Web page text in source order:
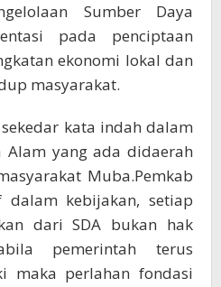
Sumber Daya
pada penciptaan
ekonomi lokal dan
masyarakat.
kata indah dalam
Alam yang ada didaerah
Muba.Pemkab
kebijakan, setiap
dari SDA bukan hak
pemerintah terus
maka perlahan fondasi